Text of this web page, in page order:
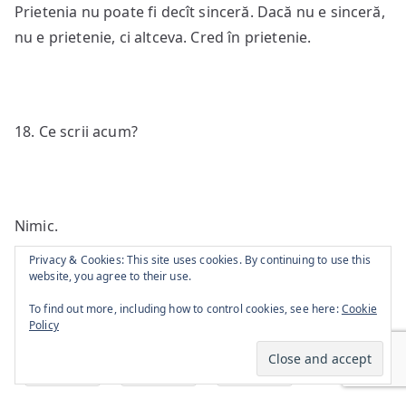
Prietenia nu poate fi decît sinceră. Dacă nu e sinceră,
nu e prietenie, ci altceva. Cred în prietenie.
18. Ce scrii acum?
Nimic.
Share this:
Facebook X
Privacy & Cookies: This site uses cookies. By continuing to use this
website, you agree to their use.
To find out more, including how to control cookies, see here:Cookie
Policy